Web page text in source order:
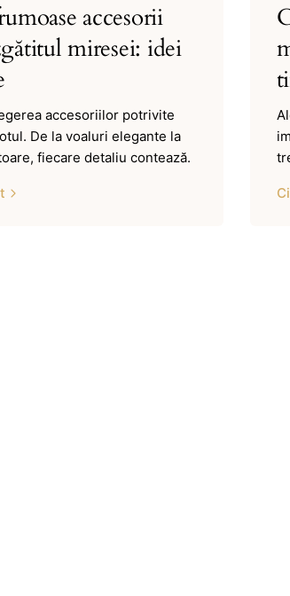
accesorii
miresei: idei
accesoriilor potrivite
De la voaluri elegante la
fiecare detaliu contează.